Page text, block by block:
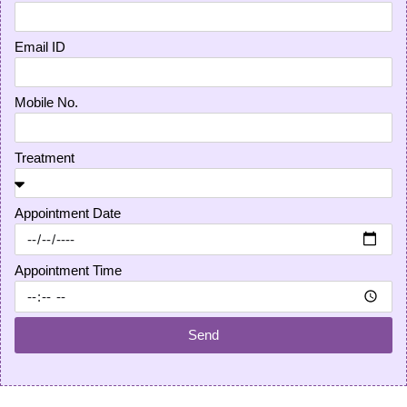
Email ID
Mobile No.
Treatment
Appointment Date
Appointment Time
Send